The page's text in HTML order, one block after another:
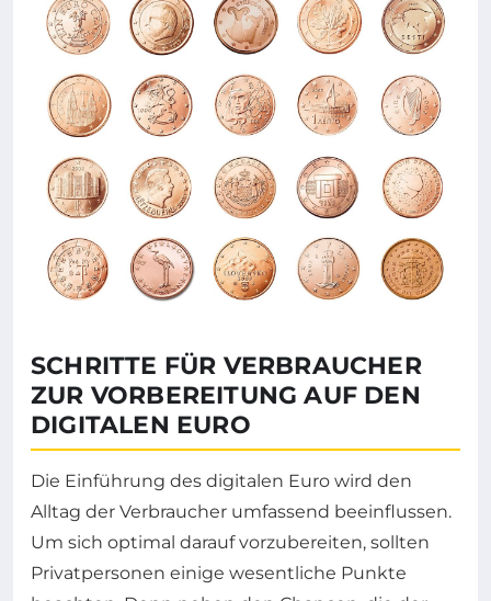
SCHRITTE FÜR VERBRAUCHER
ZUR VORBEREITUNG AUF DEN
DIGITALEN EURO
Die Einführung des digitalen Euro wird den
Alltag der Verbraucher umfassend beeinflussen.
Um sich optimal darauf vorzubereiten, sollten
Privatpersonen einige wesentliche Punkte